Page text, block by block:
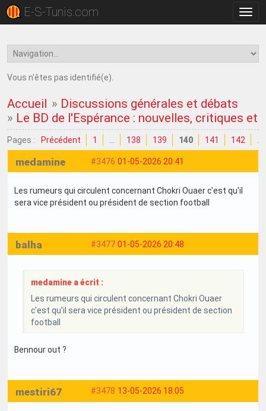
la
E-S-Tunis.com
Vous n'êtes pas identifié(e).
Accueil » Discussions générales et débats
» Le BD de l'Espérance : nouvelles, critiques et
Pages : Précédent 1 138 139 140 141 142
#3476 01-05-2026 20:41
medamine
Les rumeurs qui circulent concernant Chokri Ouaer c'est qu'il
sera vice président ou président de section football
#3477 01-05-2026 20:48
balha
medamine a écrit :
Les rumeurs qui circulent concernant Chokri Ouaer
c'est qu'il sera vice président ou président de section
football
Bennour out ?
#3478 13-05-2026 18:05
mestiri67